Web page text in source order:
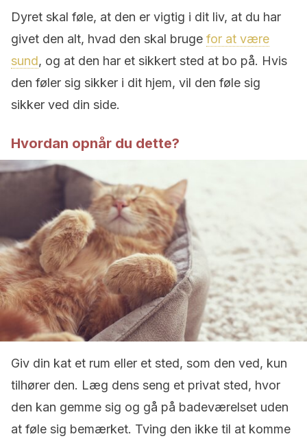
Dyret skal føle, at den er vigtig i dit liv, at du har
givet den alt, hvad den skal bruge for at være
sund, og at den har et sikkert sted at bo på. Hvis
den føler sig sikker i dit hjem, vil den føle sig
sikker ved din side.
Hvordan opnår du dette?
Giv din kat et rum eller et sted, som den ved, kun
tilhører den. Læg dens seng et privat sted, hvor
den kan gemme sig og gå på badeværelset uden
at føle sig bemærket. Tving den ikke til at komme